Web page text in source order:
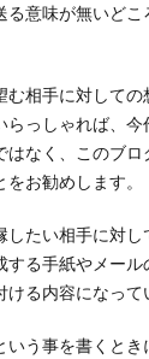
る意味が無いど
む相手に対しての
らっしゃれば、
はなく、このブ
お勧めします。
したい相手に対
る手紙やメール
る内容になって
いう事を書くと